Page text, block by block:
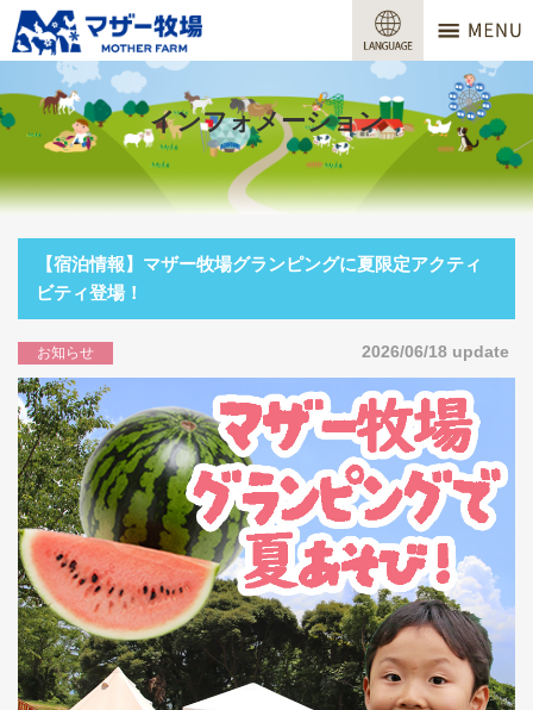
営業時間
料金
交通アクセス
サービスガイド
牧場で何ができる？
場内マップ
おすすめコース
団体プラン
採用情報
閉じる
インフォメーション
【宿泊情報】マザー牧場グランピングに夏限定アクティ
ビティ登場！
お知らせ 2026/06/18 update